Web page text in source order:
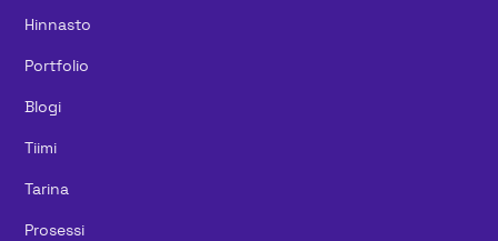
Hinnasto
Portfolio
Blogi
Tiimi
Tarina
Prosessi